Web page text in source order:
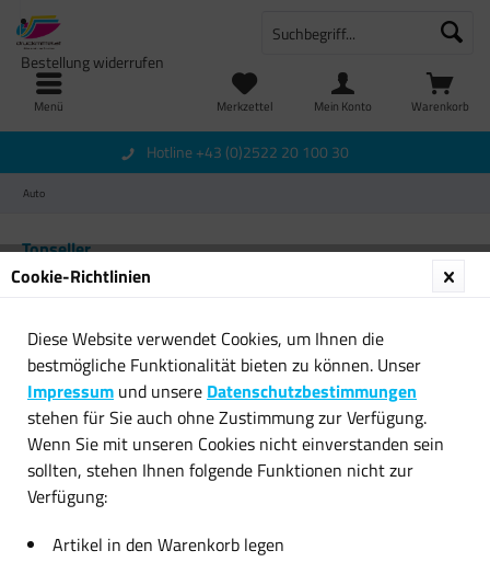
Menü Warenkorb
Merkzettel
Bestellung widerrufen
Mein Konto
Hotline +43 (0)2522 20 100 30
Auto
Topseller
ULTIMATE SPEED Universal
Auto-Mattenset PVC...
15,12 € *
Sandberg universal
Cookie-Richtlinien
Diese Website verwendet Cookies, um Ihnen die
bestmögliche Funktionalität bieten zu können. Unser
Impressum und unsere Datenschutzbestimmungen
stehen für Sie auch ohne Zustimmung zur Verfügung.
Wenn Sie mit unseren Cookies nicht einverstanden sein
sollten, stehen Ihnen folgende Funktionen nicht zur
Verfügung:
Artikel in den Warenkorb legen